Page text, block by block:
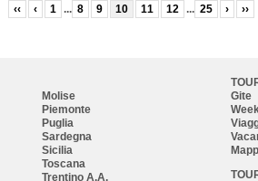
‹‹ ‹ 1 ... 8 9 10 11 12 ... 25 › ››
Molise
Piemonte
Puglia
Sardegna
Sicilia
Toscana
Trentino A.A.
Gite